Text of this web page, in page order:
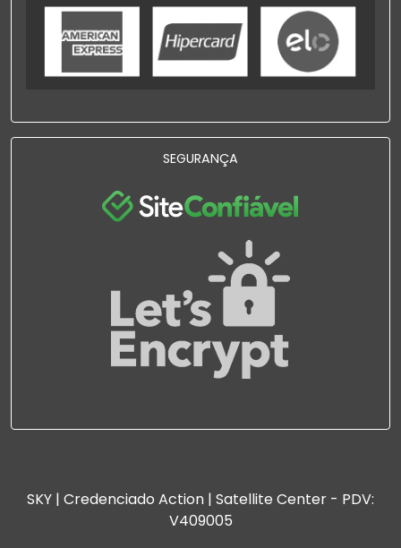
SEGURANÇA
SKY | Credenciado Action | Satellite Center - PDV:
V409005